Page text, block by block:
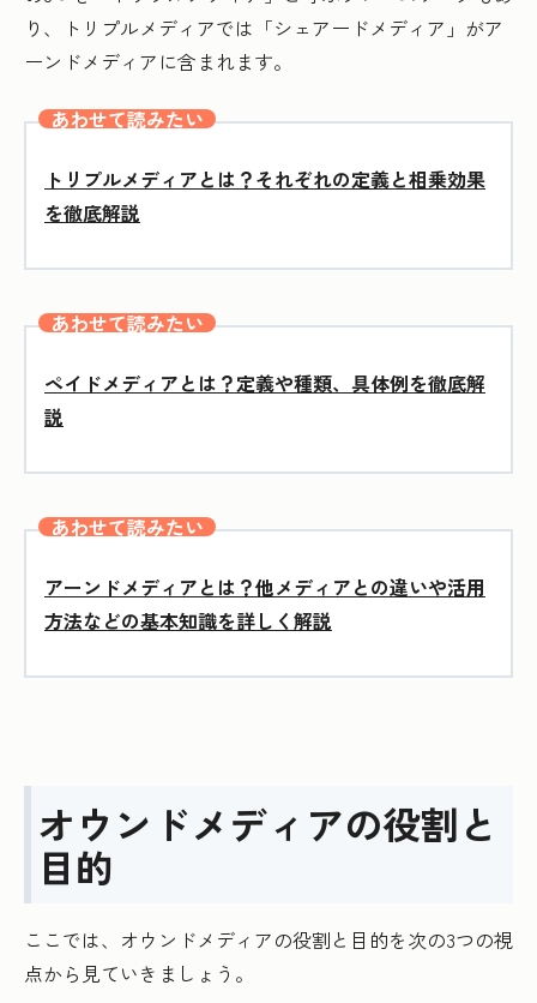
り、トリプルメディアでは「シェアードメディア」がア
ーンドメディアに含まれます。
あわせて読みたい
トリプルメディアとは？それぞれの定義と相乗効果
を徹底解説
あわせて読みたい
ペイドメディアとは？定義や種類、具体例を徹底解
説
あわせて読みたい
アーンドメディアとは？他メディアとの違いや活用
方法などの基本知識を詳しく解説
オウンドメディアの役割と
目的
ここでは、オウンドメディアの役割と目的を次の3つの視
点から見ていきましょう。